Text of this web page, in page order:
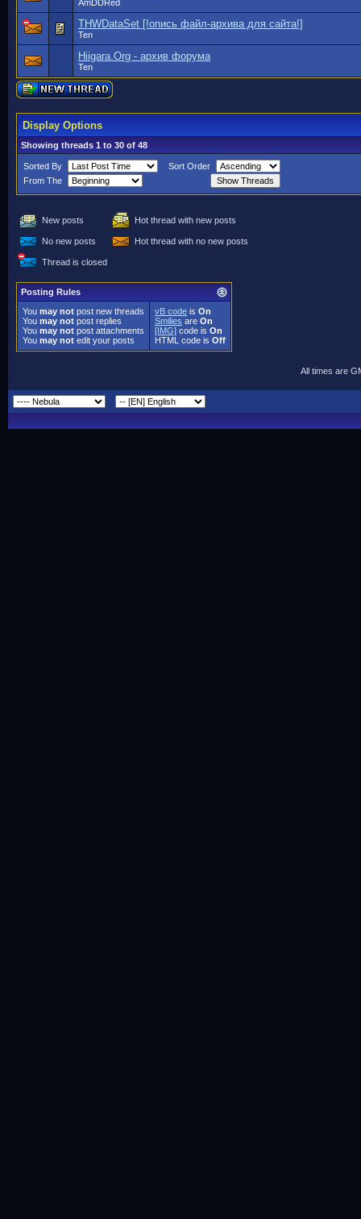
AmDDRed
THWDataSet [!опись файл-архива для сайта!]
Ten
Hiigara.Org - архив форума
Ten
Display Options
Showing threads 1 to 30 of 48
Sorted By
Sort Order
From The
New posts Hot thread with new posts
No new posts Hot thread with no new posts
Thread is closed
Posting Rules
You may not post new threads
You may not post replies
You may not post attachments
You may not edit your posts
vB code is On
Smilies are On
[IMG] code is On
HTML code is Off
All times are